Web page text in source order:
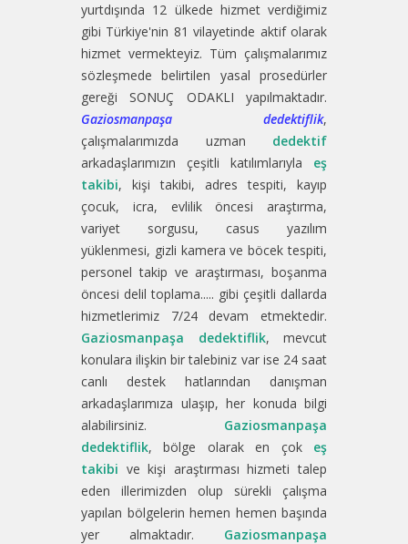
yurtdışında 12 ülkede hizmet verdiğimiz
gibi Türkiye'nin 81 vilayetinde aktif olarak
hizmet vermekteyiz. Tüm çalışmalarımız
sözleşmede belirtilen yasal prosedürler
gereği SONUÇ ODAKLI yapılmaktadır.
Gaziosmanpaşa dedektiflik,
çalışmalarımızda uzman dedektif
arkadaşlarımızın çeşitli katılımlarıyla eş
takibi, kişi takibi, adres tespiti, kayıp
çocuk, icra, evlilik öncesi araştırma,
variyet sorgusu, casus yazılım
yüklenmesi, gizli kamera ve böcek tespiti,
personel takip ve araştırması, boşanma
öncesi delil toplama..... gibi çeşitli dallarda
hizmetlerimiz 7/24 devam etmektedir.
Gaziosmanpaşa dedektiflik, mevcut
konulara ilişkin bir talebiniz var ise 24 saat
canlı destek hatlarından danışman
arkadaşlarımıza ulaşıp, her konuda bilgi
alabilirsiniz. Gaziosmanpaşa
dedektiflik, bölge olarak en çok eş
takibi ve kişi araştırması hizmeti talep
eden illerimizden olup sürekli çalışma
yapılan bölgelerin hemen hemen başında
yer almaktadır. Gaziosmanpaşa